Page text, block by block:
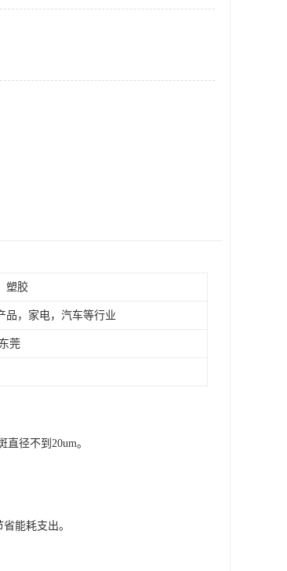
塑胶
品，家电，汽车等行业
莞
径不到20um。
能耗支出。